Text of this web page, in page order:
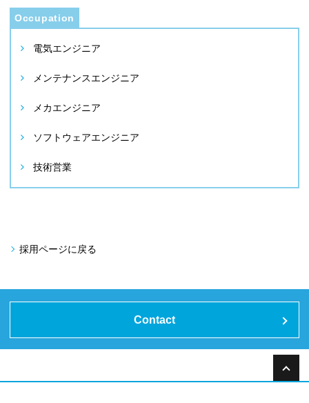
電気エンジニア
メンテナンスエンジニア
メカエンジニア
ソフトウェアエンジニア
技術営業
採用ページに戻る
Contact